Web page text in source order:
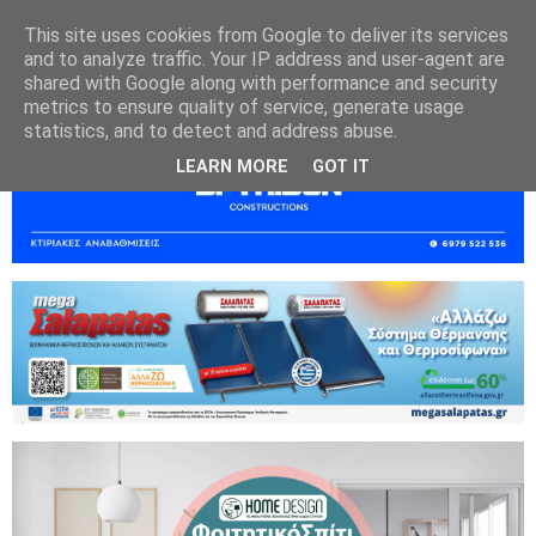
This site uses cookies from Google to deliver its services
and to analyze traffic. Your IP address and user-agent are
shared with Google along with performance and security
metrics to ensure quality of service, generate usage
statistics, and to detect and address abuse.
LEARN MORE GOT IT